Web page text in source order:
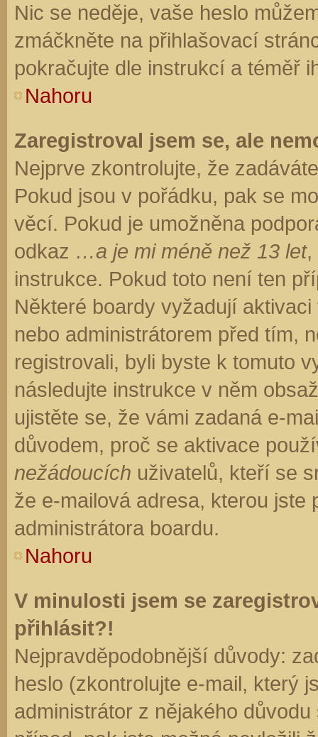
Nic se neděje, vaše heslo
zmáčkněte na přihlašovací
pokračujte dle instrukcí a téměř
Nahoru
Zaregistroval jsem se, ale
Nejprve zkontrolujte, že
Pokud jsou v pořádku, pak se
věcí. Pokud je umožněna
odkaz …a je mi méně než 13 let,
instrukce. Pokud toto není ten
Některé boardy vyžadují
nebo administrátorem před tím,
registrovali, byli byste k tomuto
následujte instrukce v něm
ujistěte se, že vámi zadaná e-
důvodem, proč se aktivace
nežádoucích uživatelů, kteří se
že e-mailová adresa, kterou jste
administrátora boardu.
Nahoru
V minulosti jsem se
přihlásit?!
Nejpravděpodobnější důvody:
heslo (zkontrolujte e-mail, který
administrátor z nějakého